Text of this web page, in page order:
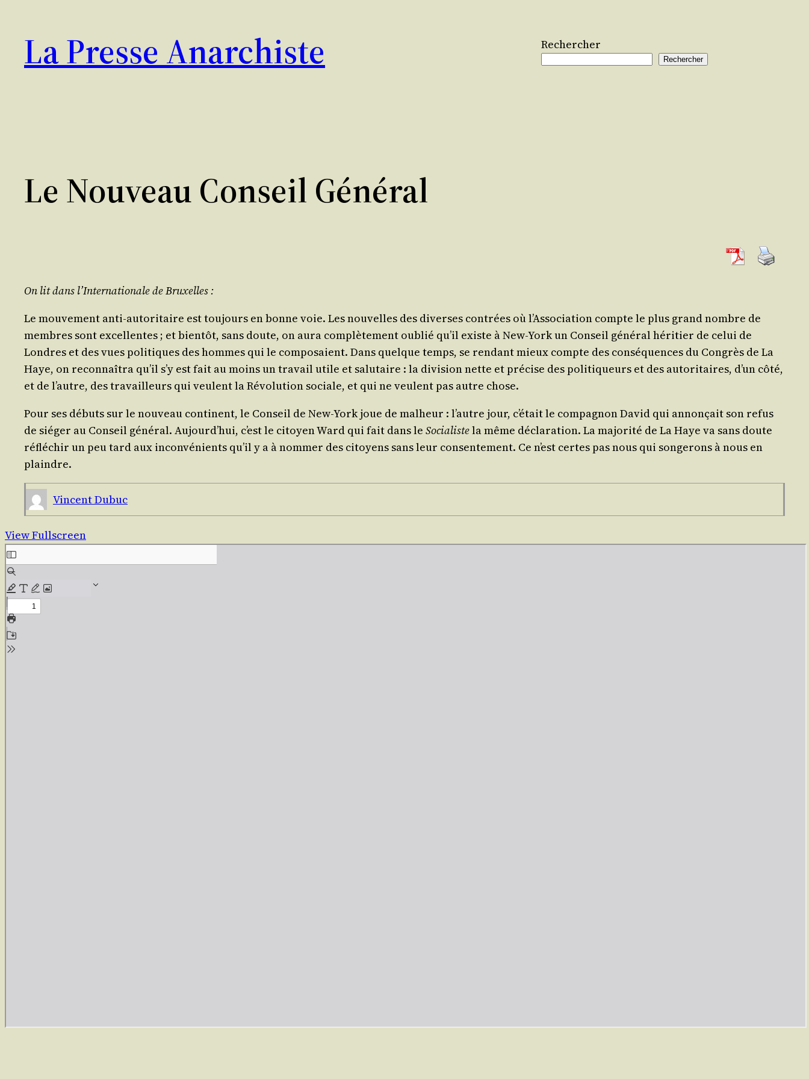
contenu
La Presse Anarchiste Rechercher
Rechercher
Le Nouveau Conseil Général
On lit dans l’Inter­na­tio­nalede Bruxelles :
Le mou­ve­ment anti-auto­ri­taire est tou­jours en bonne voie. Les nou­velles des diverses contrées où l’As­so­cia­tion compte le plus grand nombre de
membres sont excel­lentes ; et bien­tôt, sans doute, on aura com­plè­te­ment oublié qu’il existe à New-York un Conseil géné­ral héri­tier de celui de
Londres et des vues poli­tiques des hommes qui le com­po­saient. Dans quelque temps, se ren­dant mieux compte des consé­quences du Congrès de La
Haye, on recon­naî­tra qu’il s’y est fait au moins un tra­vail utile et salu­taire : la divi­sion nette et pré­cise des poli­ti­queurs et des auto­ri­taires, d’un côté,
et de l’autre, des tra­vailleurs qui veulent la Révo­lu­tion sociale, et qui ne veulent pas autre chose.
Pour ses débuts sur le nou­veau conti­nent, le Conseil de New-York joue de mal­heur : l’autre jour, c’é­tait le com­pa­gnon David qui annon­çait son refus
de sié­ger au Conseil géné­ral. Aujourd’­hui, c’est le citoyen Ward qui fait dans le Socia­listela même décla­ra­tion. La majo­ri­té de La Haye va sans doute
réflé­chir un peu tard aux incon­vé­nients qu’il y a à nom­mer des citoyens sans leur consen­te­ment. Ce n’est certes pas nous qui son­ge­rons à nous en
plaindre.
Vincent Dubuc
View Fullscreen